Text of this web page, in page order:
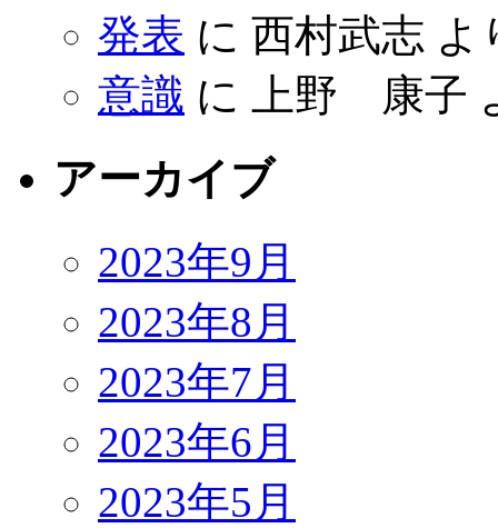
発表 に 西村武志 よ
意識 に 上野 康子
アーカイブ
2023年9月
2023年8月
2023年7月
2023年6月
2023年5月